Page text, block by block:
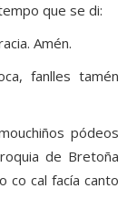
que se di:
Amén.
fanlles tamén
pódeos
de Bretoña
co cal facía canto